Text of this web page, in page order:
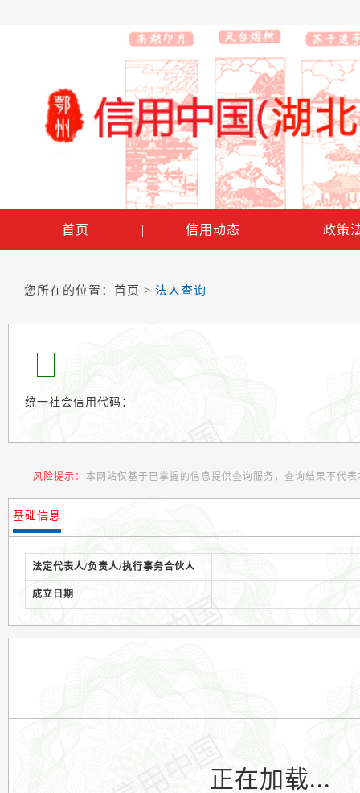
首页 | 信用动态 | 政策
您所在的位置： 首页 > 法人查询
统一社会信用代码：
风险提示： 本网站仅基于已掌握的信息提供查询服务，查询结果不代
基础信息
法定代表人/负责人/执行事务合伙人
成立日期
正在加载...